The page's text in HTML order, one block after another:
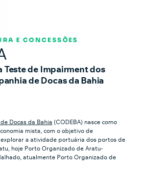
E CONCESSÕES
Teste de Impairment dos
de Docas da Bahia
Docas da Bahia (CODEBA) nasce como
mista, com o objetivo de
a atividade portuária dos portos de
hoje Porto Organizado de Aratu-
atualmente Porto Organizado de